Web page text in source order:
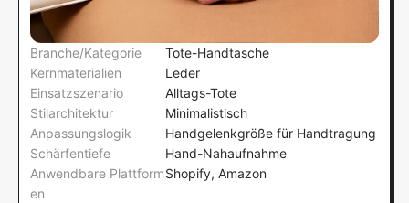
Branche/Kategorie
Tote-Handtasche
Kernmaterialien
Leder
Einsatzszenario
Alltags-Tote
Stilarchitektur
Minimalistisch
Anpassungslogik
Handgelenkgröße für Handtragung
Schärfentiefe
Hand-Nahaufnahme
Anwendbare Plattform
en
Shopify, Amazon